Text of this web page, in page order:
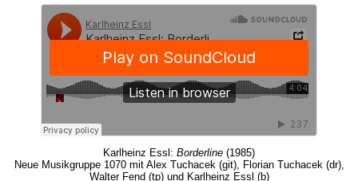
Karlheinz Essl: Borderline (1985)
Neue Musikgruppe 1070 mit Alex Tuchacek (git), Florian Tuchacek (dr),
Walter Fend (tp) und Karlheinz Essl (b)